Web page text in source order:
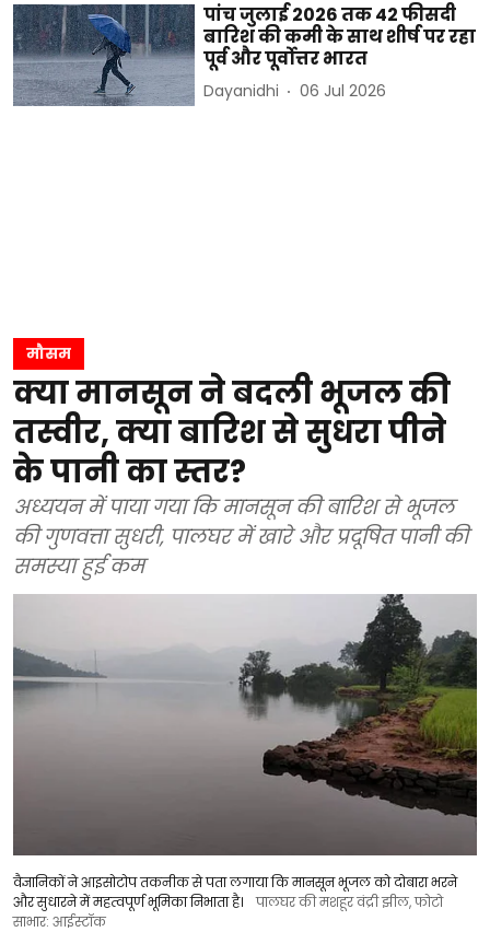
पांच जुलाई 2026 तक 42 फीसदी
बारिश की कमी के साथ शीर्ष पर रहा
पूर्व और पूर्वोत्तर भारत
Dayanidhi 06 Jul 2026
मौसम
क्या मानसून ने बदली भूजल की
तस्वीर, क्या बारिश से सुधरा पीने
के पानी का स्तर?
अध्ययन में पाया गया कि मानसून की बारिश से भूजल
की गुणवत्ता सुधरी, पालघर में खारे और प्रदूषित पानी की
समस्या हुई कम
वैज्ञानिकों ने आइसोटोप तकनीक से पता लगाया कि मानसून भूजल को दोबारा भरने
और सुधारने में महत्वपूर्ण भूमिका निभाता है।
पालघर की मशहूर वंद्री झील, फोटो
साभार: आईस्टॉक